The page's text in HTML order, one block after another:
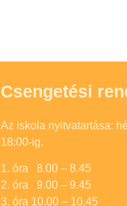
Csengetési
Az iskola nyitvatartása:
18:00-ig.
1. óra 8.00 – 8.45
2. óra 9.00 – 9.45
3. óra 10.00 – 10.45